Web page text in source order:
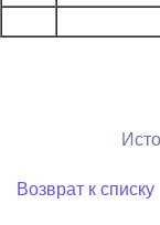
Возврат к списку